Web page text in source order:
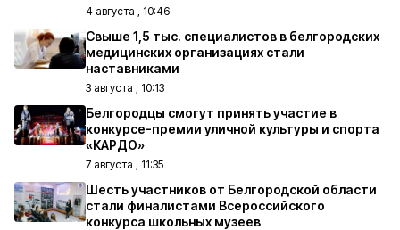
4 августа , 10:46
Свыше 1,5 тыс. специалистов в белгородских
медицинских организациях стали
наставниками
3 августа , 10:13
Белгородцы смогут принять участие в
конкурсе-премии уличной культуры и спорта
«КАРДО»
7 августа , 11:35
Шесть участников от Белгородской области
стали финалистами Всероссийского
конкурса школьных музеев